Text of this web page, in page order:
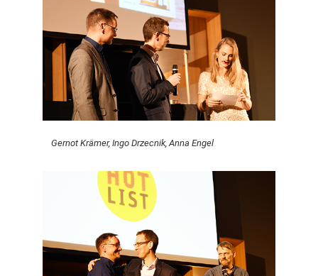
Gernot Krämer, Ingo Drzecnik, Anna Engel